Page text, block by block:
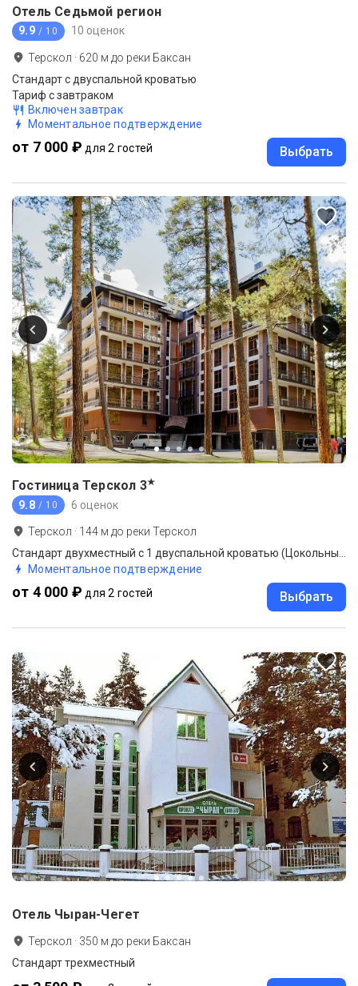
Отель Седьмой регион
9.9 / 10 10 оценок
Терскол · 620 м до реки Баксан
Стандарт с двуспальной кроватью
Тариф с завтраком
Включен завтрак
Моментальное подтверждение
от 7 000 ₽ для 2 гостей Выбрать
Гостиница Терскол 3★
9.8 / 10 6 оценок
Терскол · 144 м до реки Терскол
Моментальное подтверждение
от 4 000 ₽ для 2 гостей Выбрать
Отель Чыран-Чегет
Терскол · 350 м до реки Баксан
Стандарт трехместный